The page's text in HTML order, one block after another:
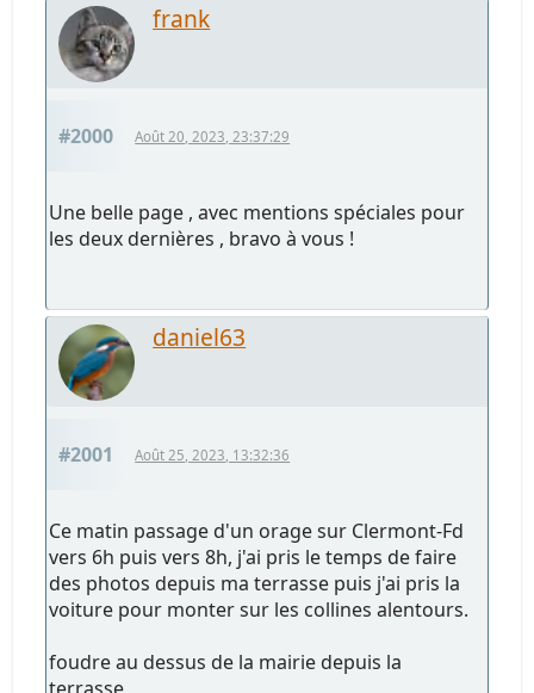
frank
#2000 Août 20, 2023, 23:37:29
Une belle page , avec mentions spéciales pour
les deux dernières , bravo à vous !
daniel63
#2001 Août 25, 2023, 13:32:36
Ce matin passage d'un orage sur Clermont-Fd
vers 6h puis vers 8h, j'ai pris le temps de faire
des photos depuis ma terrasse puis j'ai pris la
voiture pour monter sur les collines alentours.
foudre au dessus de la mairie depuis la
terrasse